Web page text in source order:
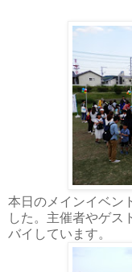
本日のメインイベン
した。主催者やゲス
バイしています。